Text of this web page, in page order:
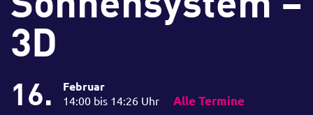
3D
16. Februar
14:00 bis 14:26 Uhr Alle Termine